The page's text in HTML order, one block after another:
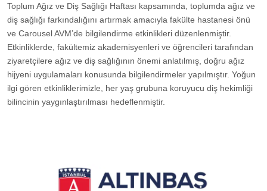
Toplum Ağız ve Diş Sağlığı Haftası kapsamında, toplumda ağız ve
diş sağlığı farkındalığını artırmak amacıyla fakülte hastanesi önü
ve Carousel AVM’de bilgilendirme etkinlikleri düzenlenmiştir.
Etkinliklerde, fakültemiz akademisyenleri ve öğrencileri tarafından
ziyaretçilere ağız ve diş sağlığının önemi anlatılmış, doğru ağız
hijyeni uygulamaları konusunda bilgilendirmeler yapılmıştır. Yoğun
ilgi gören etkinliklerimizle, her yaş grubuna koruyucu diş hekimliği
bilincinin yaygınlaştırılması hedeflenmiştir.